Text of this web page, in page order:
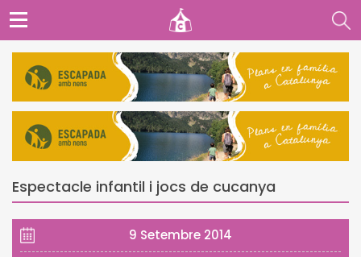
Espectacle infantil i jocs de cucanya
9 Setembre 2014